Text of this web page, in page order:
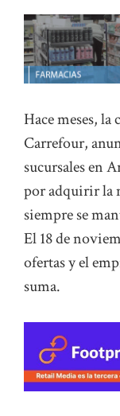
Hace meses, la
Carrefour,
sucursales en
por adquirir la
siempre se
El 18 de
ofertas y el
suma.